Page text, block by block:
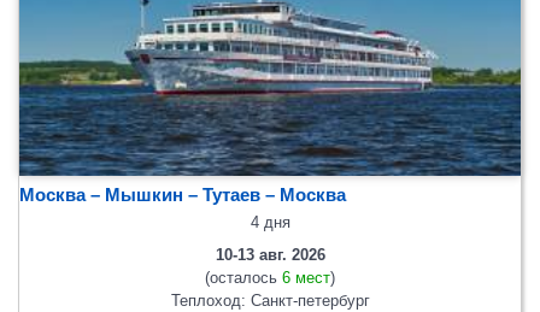
Москва – Мышкин – Тутаев – Москва
4 дня
10-13 авг. 2026
(осталось 6 мест)
Теплоход: Санкт-петербург